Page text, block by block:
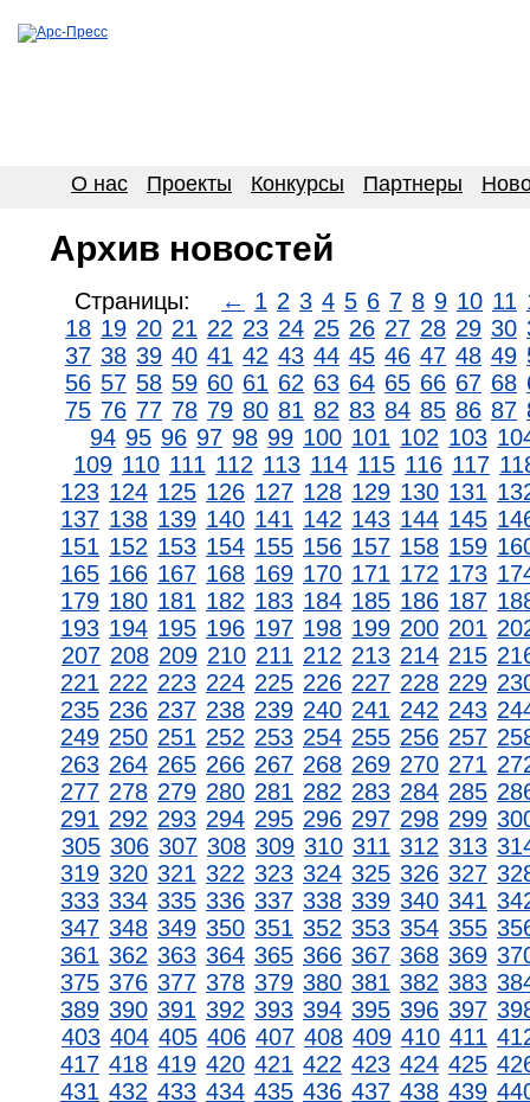
О нас Проекты Конкурсы Партнеры
Архив новостей
Страницы: ← 1 2 3 4 5 6 7 8 9 10 11
18 19 20 21 22 23 24 25 26 27 28 29 30
37 38 39 40 41 42 43 44 45 46 47 48 49
56 57 58 59 60 61 62 63 64 65 66 67 68
75 76 77 78 79 80 81 82 83 84 85 86 87
94 95 96 97 98 99 100 101 102 103
109 110 111 112 113 114 115 116 117
123 124 125 126 127 128 129 130 131
137 138 139 140 141 142 143 144 145
151 152 153 154 155 156 157 158 159
165 166 167 168 169 170 171 172 173
179 180 181 182 183 184 185 186 187
193 194 195 196 197 198 199 200 201
207 208 209 210 211 212 213 214 215
221 222 223 224 225 226 227 228 229
235 236 237 238 239 240 241 242 243
249 250 251 252 253 254 255 256 257
263 264 265 266 267 268 269 270 271
277 278 279 280 281 282 283 284 285
291 292 293 294 295 296 297 298 299
305 306 307 308 309 310 311 312 313
319 320 321 322 323 324 325 326 327
333 334 335 336 337 338 339 340 341
347 348 349 350 351 352 353 354 355
361 362 363 364 365 366 367 368 369
375 376 377 378 379 380 381 382 383
389 390 391 392 393 394 395 396 397
403 404 405 406 407 408 409 410 411
417 418 419 420 421 422 423 424 425
431 432 433 434 435 436 437 438 439